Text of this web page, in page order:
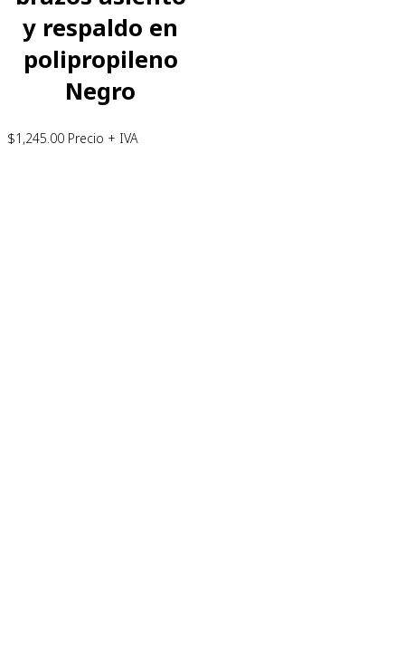
y respaldo en
polipropileno
Negro
$1,245.00 Precio + IVA